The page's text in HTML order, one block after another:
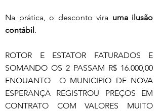
Na prática, o desconto vira uma ilusão
contábil.
ROTOR E ESTATOR FATURADOS E
SOMANDO OS 2 PASSAM R$ 16.000,00
ENQUANTO  O MUNICIPIO DE NOVA
ESPERANÇA REGISTROU PREÇOS EM
CONTRATO COM VALORES MUITO